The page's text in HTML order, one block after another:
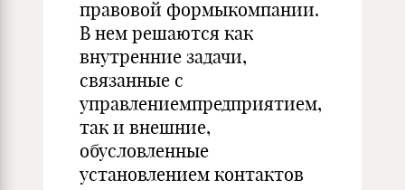
правовой формыкомпании.
В нем решаются как
внутренние задачи,
связанные с
управлениемпредприятием,
так и внешние,
обусловленные
установлением контактов